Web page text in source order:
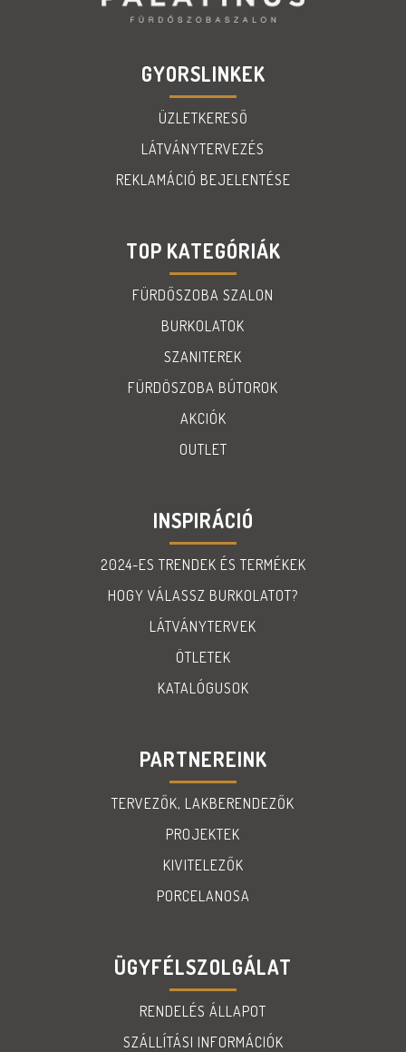
GYORSLINKEK
ÜZLETKERESŐ
LÁTVÁNYTERVEZÉS
REKLAMÁCIÓ BEJELENTÉSE
TOP KATEGÓRIÁK
FÜRDŐSZOBA SZALON
BURKOLATOK
SZANITEREK
FÜRDÖSZOBA BÚTOROK
AKCIÓK
OUTLET
INSPIRÁCIÓ
2024-ES TRENDEK ÉS TERMÉKEK
HOGY VÁLASSZ BURKOLATOT?
LÁTVÁNYTERVEK
ÖTLETEK
KATALÓGUSOK
PARTNEREINK
TERVEZŐK, LAKBERENDEZŐK
PROJEKTEK
KIVITELEZŐK
PORCELANOSA
ÜGYFÉLSZOLGÁLAT
RENDELÉS ÁLLAPOT
SZÁLLÍTÁSI INFORMÁCIÓK